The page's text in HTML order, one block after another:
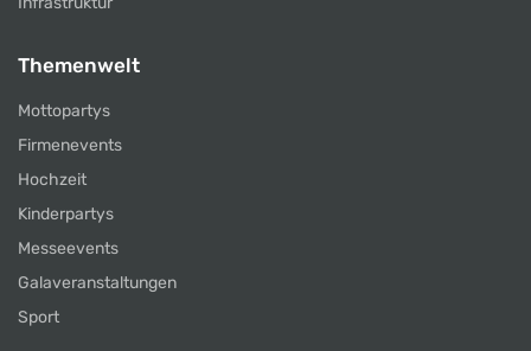
Themenwelt
Mottopartys
Firmenevents
Hochzeit
Kinderpartys
Messeevents
Galaveranstaltungen
Sport